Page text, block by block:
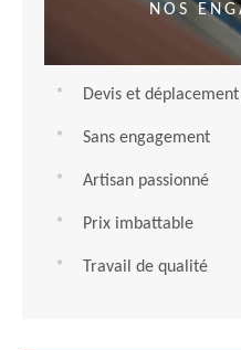
NOS
Devis et
Sans engagement
Artisan passionné
Prix imbattable
Travail de qualité